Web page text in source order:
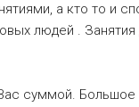
а кто то и
людей . Занятия
суммой.